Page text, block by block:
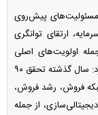
مسئولیت‌های پیش‌روی
سرمایه، ارتقای توانگری
اولویت‌های اصلی
دانست. رئیس هیات‌مدیره بیمه تجارت‌نو خاطرنشان کرد: سال گذشته تحقق ۹۰
فروش، رشد فروش،
از جمله